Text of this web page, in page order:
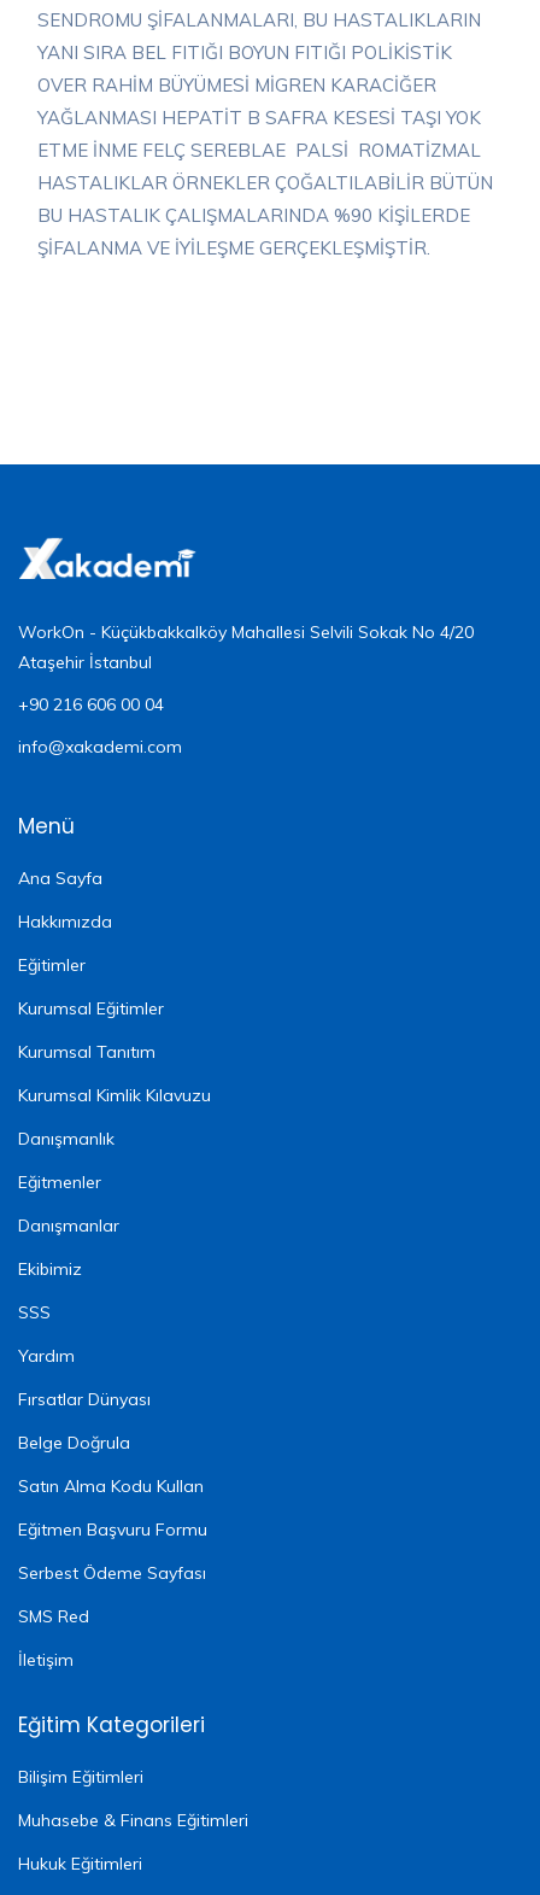
SENDROMU ŞİFALANMALARI, BU HASTALIKLARIN
YANI SIRA BEL FITIĞI BOYUN FITIĞI POLİKİSTİK
OVER RAHİM BÜYÜMESİ MİGREN KARACİĞER
YAĞLANMASI HEPATİT B SAFRA KESESİ TAŞI YOK
ETME İNME FELÇ SEREBLAE PALSİ ROMATİZMAL
HASTALIKLAR ÖRNEKLER ÇOĞALTILABİLİR BÜTÜN
BU HASTALIK ÇALIŞMALARINDA %90 KİŞİLERDE
ŞİFALANMA VE İYİLEŞME GERÇEKLEŞMİŞTİR.
WorkOn - Küçükbakkalköy Mahallesi Selvili Sokak No 4/20
Ataşehir İstanbul
+90 216 606 00 04
info@xakademi.com
Menü
Ana Sayfa
Hakkımızda
Eğitimler
Kurumsal Eğitimler
Kurumsal Tanıtım
Kurumsal Kimlik Kılavuzu
Danışmanlık
Eğitmenler
Danışmanlar
Ekibimiz
SSS
Yardım
Fırsatlar Dünyası
Belge Doğrula
Satın Alma Kodu Kullan
Eğitmen Başvuru Formu
Serbest Ödeme Sayfası
SMS Red
İletişim
Eğitim Kategorileri
Bilişim Eğitimleri
Muhasebe & Finans Eğitimleri
Hukuk Eğitimleri